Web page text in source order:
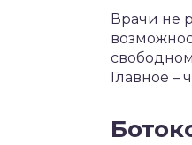
Врачи не
Главное –